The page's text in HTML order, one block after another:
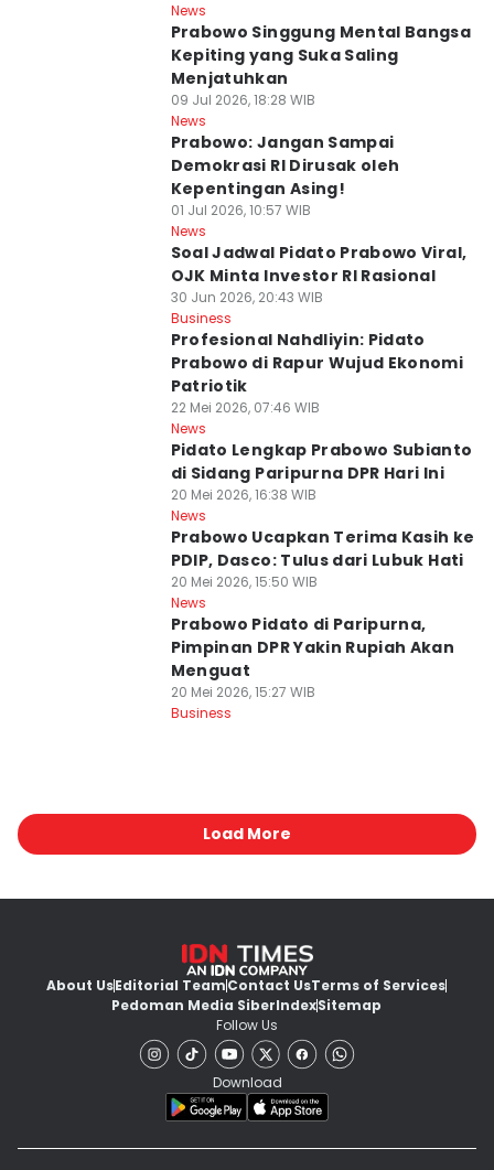
News
Prabowo Singgung Mental Bangsa
Kepiting yang Suka Saling
Menjatuhkan
09 Jul 2026, 18:28 WIB
News
Prabowo: Jangan Sampai
Demokrasi RI Dirusak oleh
Kepentingan Asing!
01 Jul 2026, 10:57 WIB
News
Soal Jadwal Pidato Prabowo Viral,
OJK Minta Investor RI Rasional
30 Jun 2026, 20:43 WIB
Business
Profesional Nahdliyin: Pidato
Prabowo di Rapur Wujud Ekonomi
Patriotik
22 Mei 2026, 07:46 WIB
News
Pidato Lengkap Prabowo Subianto
di Sidang Paripurna DPR Hari Ini
20 Mei 2026, 16:38 WIB
News
Prabowo Ucapkan Terima Kasih ke
PDIP, Dasco: Tulus dari Lubuk Hati
20 Mei 2026, 15:50 WIB
News
Prabowo Pidato di Paripurna,
Pimpinan DPR Yakin Rupiah Akan
Menguat
20 Mei 2026, 15:27 WIB
Business
Load More
About UsEditorial TeamContact UsTerms of Services
Pedoman Media SiberIndexSitemap
Follow Us
Download